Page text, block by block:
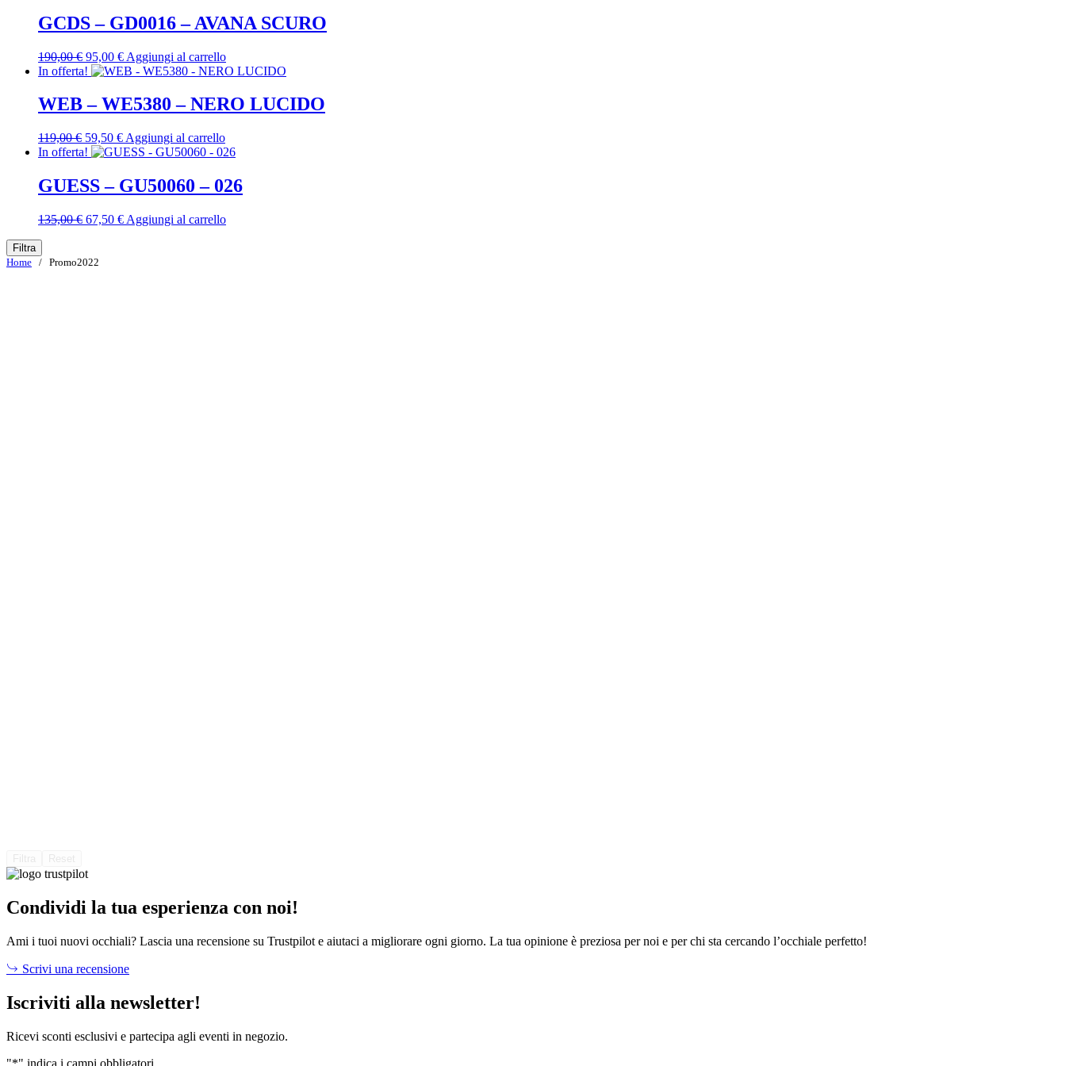
era:
110,00 €.
è:
55,00 €.
GCDS – GD0016 – AVANA SCURO
190,00€ Il
prezzo
era:
190,00 €.
95,00 €Il
prezzo
è:
95,00 €.
Aggiungi al carrello
In offerta!
WEB – WE5380 – NERO LUCIDO
119,00€ Il
prezzo
era:
119,00 €.
59,50 €Il
prezzo
è:
59,50 €.
Aggiungi al carrello
In offerta!
GUESS – GU50060 – 026
135,00€ Il
era:
67,50 €IlAggiungi al carrello
Filtra
Home / Promo2022
Condividi la tua esperienza con noi!
Ami i tuoi nuovi occhiali? Lascia una recensione su Trustpilot e aiutaci a migliorare ogni giorno. La tua opinione è preziosa per noi e per chi sta cercando l’occhiale perfetto!
Scrivi una recensione
Iscriviti alla newsletter!
Ricevi sconti esclusivi e partecipa agli eventi in negozio.
"*" indica i campi obbligatori